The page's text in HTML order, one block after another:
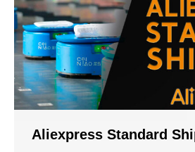
Aliexpress Standard